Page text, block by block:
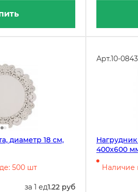
диаметр 18 см,
500 шт
за 1 ед1.22 руб
Арт.10-0843
400х600
штук
Наличие